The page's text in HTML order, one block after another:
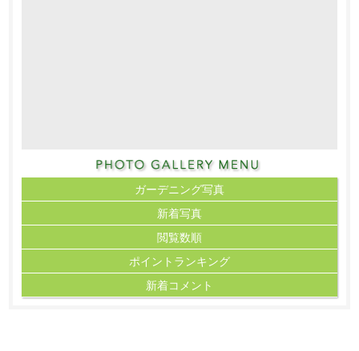
ガーデニング写真
新着写真
閲覧数順
ポイント ランキング
新着コメント